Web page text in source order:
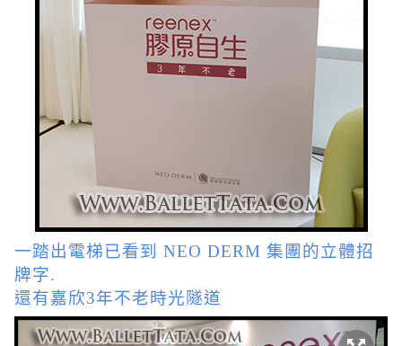
一踏出電梯已看到 NEO DERM 集團的立體招
牌字.
還有嘉欣3年不老時光隧道